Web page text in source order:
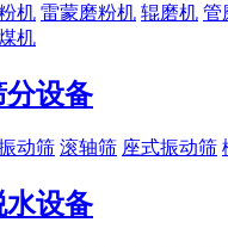
机 雷蒙磨粉机 辊磨机 管
机
分设备
动筛 滚轴筛 座式振动筛
水设备